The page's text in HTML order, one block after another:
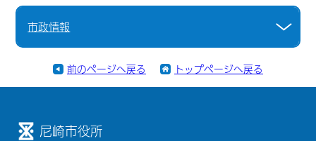
市政情報
前のページへ戻る トップページへ戻る
尼崎市役所